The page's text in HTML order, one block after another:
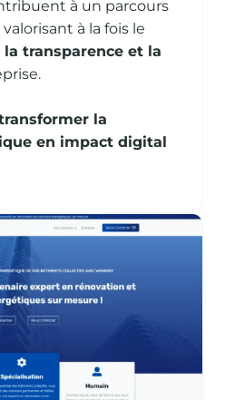
à un parcours
à la fois le
transparence et la
la
en impact digital